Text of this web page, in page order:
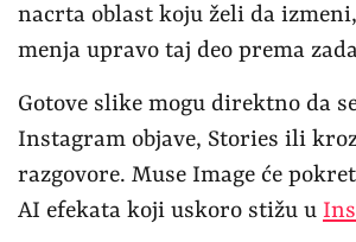
nacrta oblast koju želi da
menja upravo taj deo prema
Gotove slike mogu direktno da
Instagram objave, Stories ili
razgovore. Muse Image će
AI efekata koji uskoro stižu u